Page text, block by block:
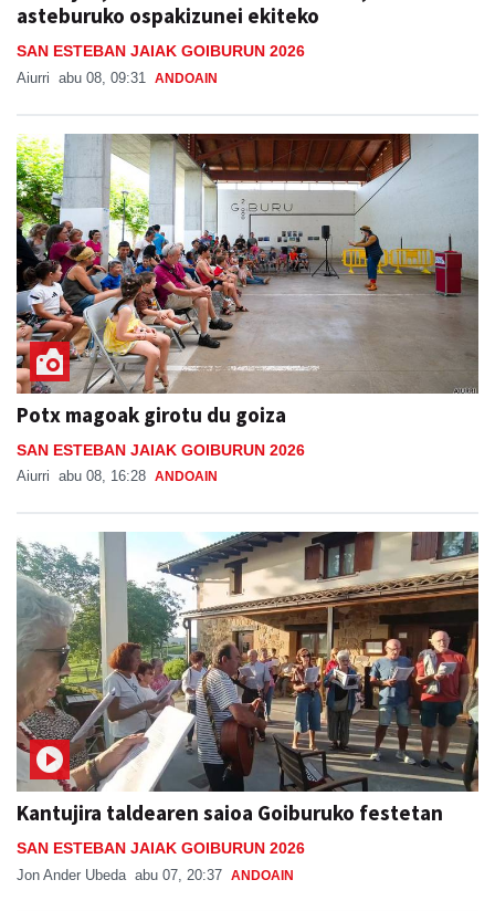
asteburuko ospakizunei ekiteko
SAN ESTEBAN JAIAK GOIBURUN 2026
Aiurri abu 08, 09:31 ANDOAIN
Potx magoak girotu du goiza
SAN ESTEBAN JAIAK GOIBURUN 2026
Aiurri abu 08, 16:28 ANDOAIN
Kantujira taldearen saioa Goiburuko festetan
SAN ESTEBAN JAIAK GOIBURUN 2026
Jon Ander Ubeda abu 07, 20:37 ANDOAIN